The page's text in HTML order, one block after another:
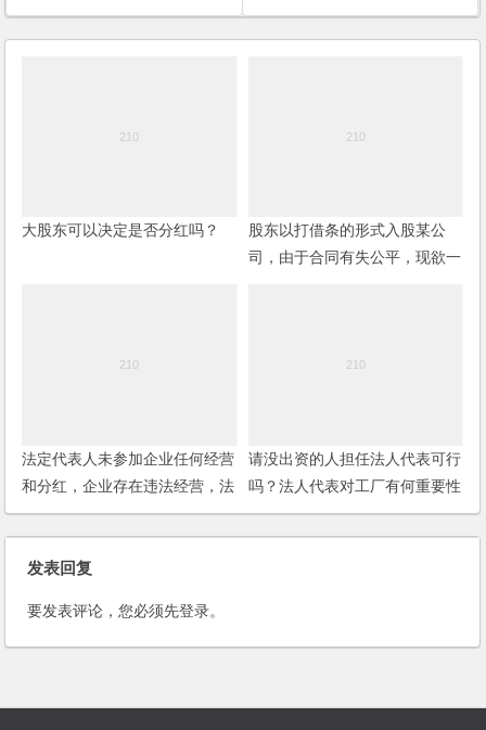
大股东可以决定是否分红吗？
股东以打借条的形式入股某公
司，由于合同有失公平，现欲一
法定代表人未参加企业任何经营
和分红，企业存在违法经营，法
人代表须承担责任吗？
请没出资的人担任法人代表可行
吗？法人代表对工厂有何重要性
及影响性？
发表回复
要发表评论，您必须先登录。